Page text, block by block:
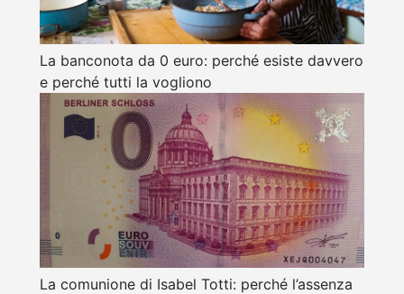
La banconota da 0 euro: perché esiste davvero
e perché tutti la vogliono
La comunione di Isabel Totti: perché l’assenza